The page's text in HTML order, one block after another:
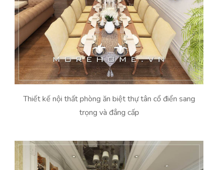
Thiết kế nội thất phòng ăn biệt thự tân cổ điển sang
trọng và đẳng cấp